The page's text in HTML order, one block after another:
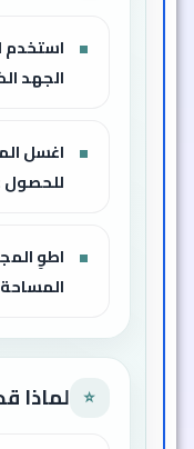
استخدم
الجهد
اغسل
للحصول
اطوِ
المساحة
⭐ لماذا